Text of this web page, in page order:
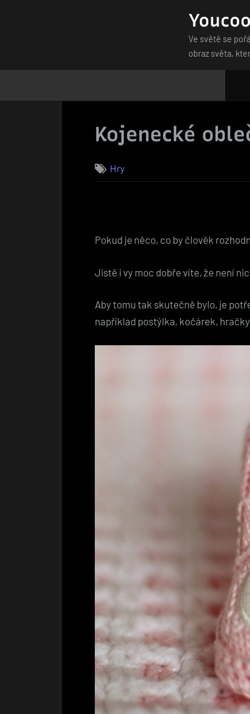
Ve světě se
obraz světa,
Kojenecké
Hry
Pokud je něco, co by člověk
Jistě i vy moc dobře víte, že není
Aby tomu tak skutečně bylo, je
například postýlka, kočárek,